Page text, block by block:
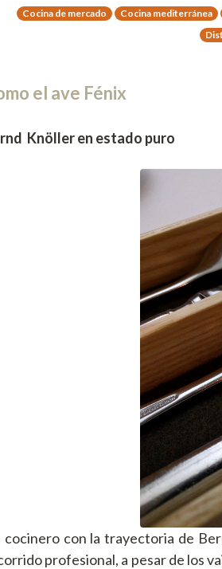
Cocina de mercado Cocina mediterránea
el ave Fénix
Knöller en estado puro
cocinero con la trayectoria de
profesional, a pesar de los